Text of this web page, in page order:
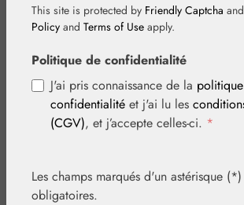
Ignorer la galerie d'images
This site is protected by Friendly Captcha
Policy and Terms of Use apply.
Politique de confidentialité
J'ai pris connaissance de la
confidentialité et j'ai lu les
(CGV), et j’accepte celles-ci. *
Les champs marqués d'un astérisque
obligatoires.